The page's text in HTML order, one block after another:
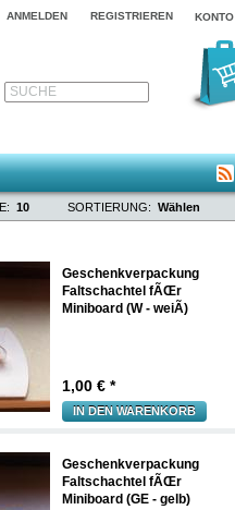
KONTO
ANMELDEN REGISTRIEREN
SUCHE
SORTIERUNG: Wählen
10
Geschenkverpackung
Faltschachtel fÃŒr
Miniboard (W - weiÃ)
1,00 € *
IN DEN WARENKORB
Geschenkverpackung
Faltschachtel fÃŒr
Miniboard (GE - gelb)